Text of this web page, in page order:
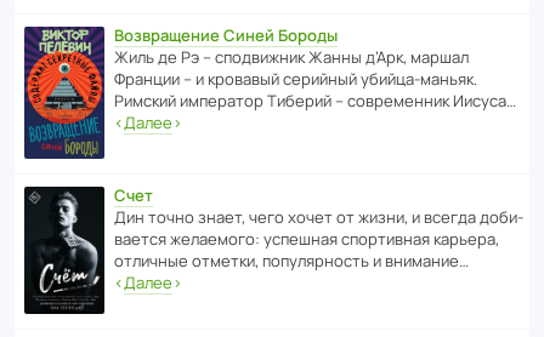
Возвращение Синей Бороды
Жиль де Рэ – спод­ви­жник Жанны д’Арк, маршал
Франции – и кровавый серийный убийца-маньяк.
Римский импе­ратор Тиберий – совре­менник Иисуса…
‹Далее›
Счет
Дин точно знает, чего хочет от жизни, и всегда доби­
ва­ется жела­е­мого: успе­шная спор­ти­вная карьера,
отли­чные отметки, попу­ля­р­ность и внимание…
‹Далее›